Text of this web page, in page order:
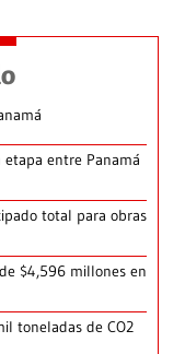
etapa entre Panamá
total para obras
$4,596 millones en
toneladas de CO2